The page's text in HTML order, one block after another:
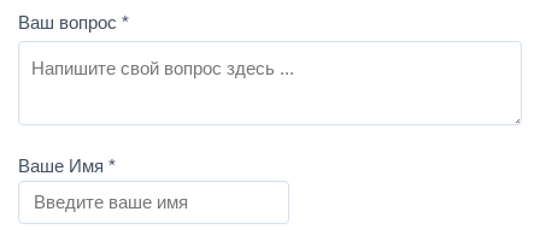
Ваш вопрос *
Ваше Имя *